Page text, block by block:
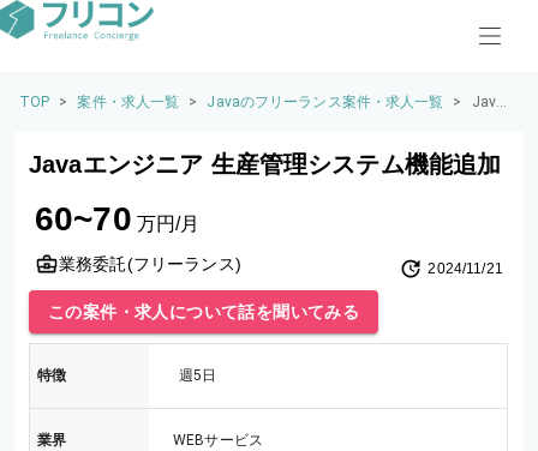
TOP > 案件・求人一覧 > Javaのフリーランス案件・求人一覧 >
Java
ア 生
能追
Javaエンジニア 生産管理システム機能追加
60~70 万円/月
業務委託(フリーランス) 2024/11/21
この案件・求人について話を聞いてみる
特徴 週5日
業界 WEBサービス